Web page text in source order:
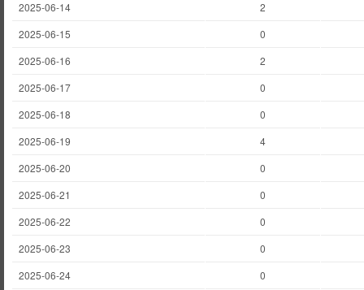
2025-06-14
2
2025-06-15
0
2025-06-16
2
2025-06-17
0
2025-06-18
0
2025-06-19
4
2025-06-20
0
2025-06-21
0
2025-06-22
0
2025-06-23
0
2025-06-24
0